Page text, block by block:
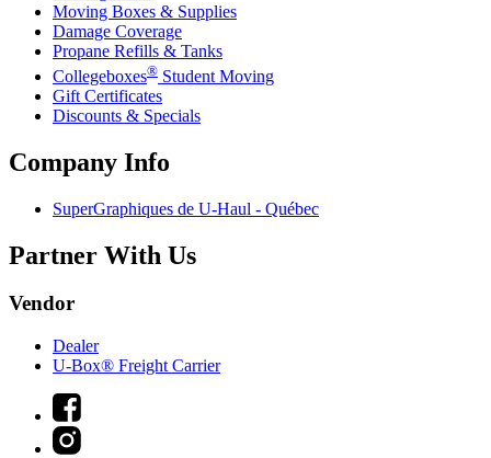
Moving Boxes & Supplies
Damage Coverage
Propane Refills & Tanks
Collegeboxes® Student Moving
Gift Certificates
Discounts & Specials
Company Info
SuperGraphiques de U-Haul - Québec
Partner With Us
Vendor
Dealer
U-Box® Freight Carrier